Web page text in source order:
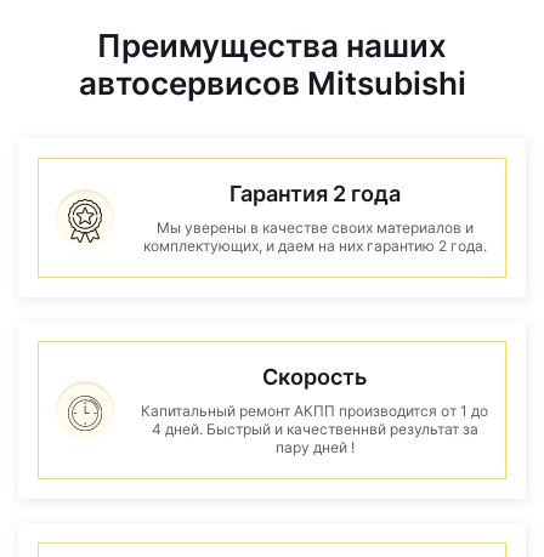
Преимущества наших
автосервисов Mitsubishi
Гарантия 2 года
Мы уверены в качестве своих материалов и
комплектующих, и даем на них гарантию 2 года.
Скорость
Капитальный ремонт АКПП производится от 1 до
4 дней. Быстрый и качественнвй результат за
пару дней !